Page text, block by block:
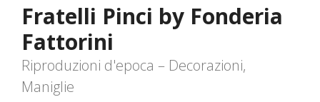
Fratelli Pinci by Fonderia
Fattorini
Riproduzioni d'epoca – Decorazioni,
Maniglie